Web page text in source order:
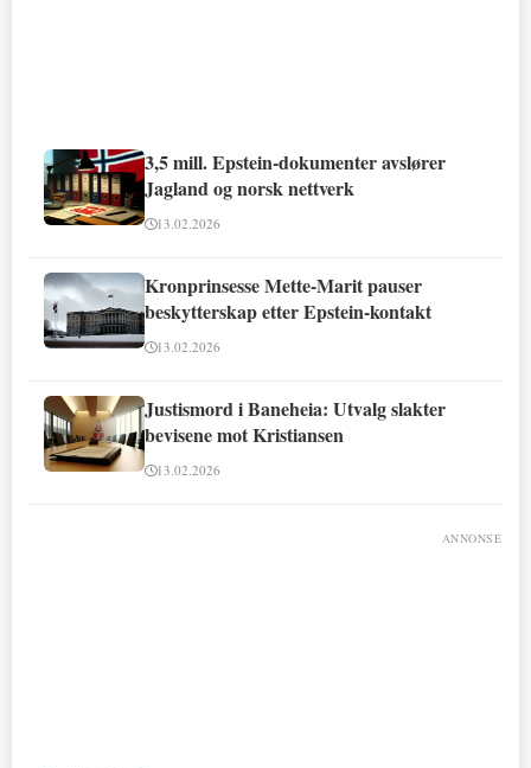
3,5 mill. Epstein-dokumenter avslører
Jagland og norsk nettverk
13.02.2026
Kronprinsesse Mette-Marit pauser
beskytterskap etter Epstein-kontakt
13.02.2026
Justismord i Baneheia: Utvalg slakter
bevisene mot Kristiansen
13.02.2026
ANNONSE